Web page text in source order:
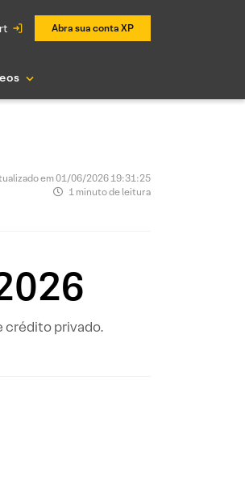
Abra sua conta XP
em 01/06/2026 19:31:25
1 minuto de leitura
crédito privado.